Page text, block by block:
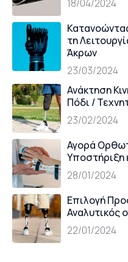
18/04/2024
τη
Άκρων
23/03/2024
Ανάκτηση
Πόδι /
23/02/2024
Αγορά
Yποστήριξη
28/01/2024
Επιλογή
Αναλυτικός
22/01/2024